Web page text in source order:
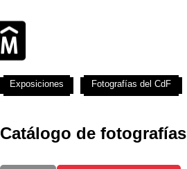
Catálogo de fotografías
Exposiciones Fotografías del CdF